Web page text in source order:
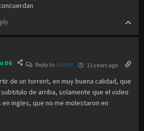
Reply to FANNY 11 years ago
de un torrent, en muy buena calidad, que
de arriba, solamente que el video
ingles, que no me molestaron en